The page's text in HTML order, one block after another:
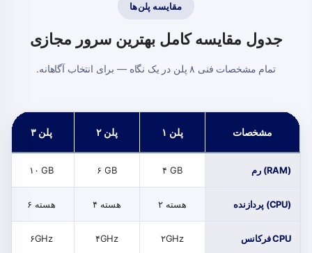
مقایسه پلن‌ها
جدول مقایسه کامل بهترین سرور مجازی
تمام مشخصات فنی ۸ پلن در یک نگاه — برای انتخاب آگاهانه.
مشخصات پلن ۱ پلن ۲ پلن ۳
رم (RAM) ۴ GB ۶ GB ۱۰ GB
پردازنده (CPU) ۲ هسته ۴ هسته ۶ هسته
فرکانس CPU ۲GHz ۴GHz ۶GHz